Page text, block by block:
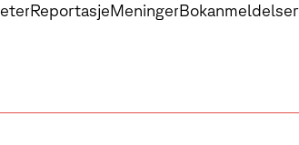
ReportasjeMeningerBokanmeldelser